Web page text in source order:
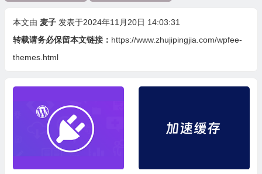
本文由 麦子 发表于2024年11月20日 14:03:31
转载请务必保留本文链接： https://www.zhujipingjia.com/wpfee-
themes.html